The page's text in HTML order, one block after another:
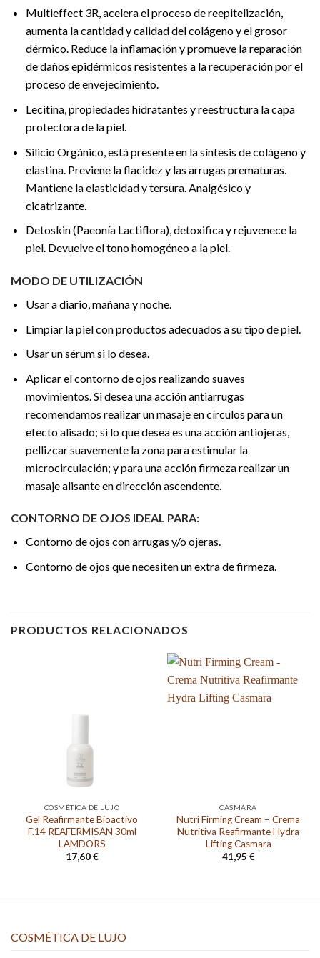
Multieffect 3R, acelera el proceso de reepitelización,
aumenta la cantidad y calidad del colágeno y el grosor
dérmico. Reduce la inflamación y promueve la reparación
de daños epidérmicos resistentes a la recuperación por el
proceso de envejecimiento.
Lecitina, propiedades hidratantes y reestructura la capa
protectora de la piel.
Silicio Orgánico, está presente en la síntesis de colágeno y
elastina. Previene la flacidez y las arrugas prematuras.
Mantiene la elasticidad y tersura. Analgésico y
cicatrizante.
Detoskin (Paeonía Lactiflora), detoxifica y rejuvenece la
piel. Devuelve el tono homogéneo a la piel.
MODO DE UTILIZACIÓN
Usar a diario, mañana y noche.
Limpiar la piel con productos adecuados a su tipo de piel.
Usar un sérum si lo desea.
Aplicar el contorno de ojos realizando suaves
movimientos. Si desea una acción antiarrugas
recomendamos realizar un masaje en círculos para un
efecto alisado; si lo que desea es una acción antiojeras,
pellizcar suavemente la zona para estimular la
microcirculación; y para una acción firmeza realizar un
masaje alisante en dirección ascendente.
CONTORNO DE OJOS IDEAL PARA:
Contorno de ojos con arrugas y/o ojeras.
Contorno de ojos que necesiten un extra de firmeza.
PRODUCTOS RELACIONADOS
COSMÉTICA DE LUJO
Gel Reafirmante Bioactivo
F.14 REAFERMISÁN 30ml
LAMDORS
17,60€
CASMARA
Nutri Firming Cream – Crema
Nutritiva Reafirmante Hydra
Lifting Casmara
41,95 €
COSMÉTICA DE LUJO